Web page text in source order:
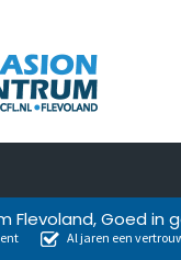
Flevoland, Goed in
Al jaren een